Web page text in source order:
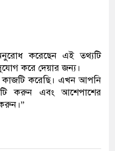
করেছেন এই তথ্যটি
করে দেয়ার জন্য।
করেছি। এখন আপনি
করুন এবং আশেপাশের